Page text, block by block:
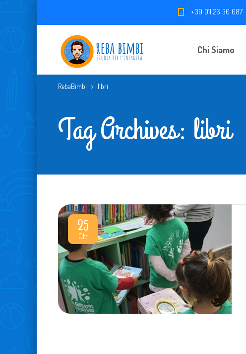
+39 011 26 30 087
Chi Siamo
RebaBimbi > libri
Tag Archives: libri
25
Ott